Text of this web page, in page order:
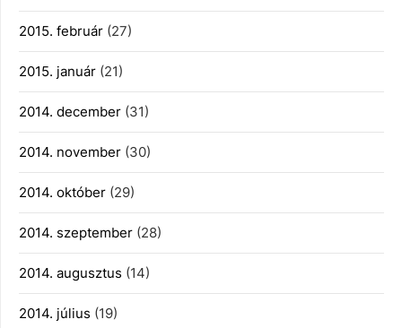
2015. február (27)
2015. január (21)
2014. december (31)
2014. november (30)
2014. október (29)
2014. szeptember (28)
2014. augusztus (14)
2014. július (19)